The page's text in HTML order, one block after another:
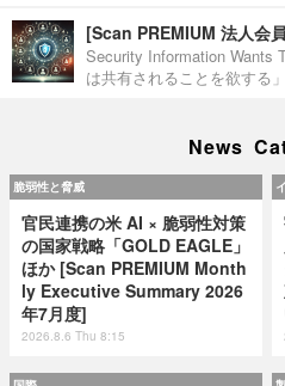
[Scan PREMIUM 法人会
Security Information Wants
は共有されることを欲する」
News
脆弱性と脅威
官民連携の米 AI × 脆弱性対策
の国家戦略「GOLD EAGLE」
ほか [Scan PREMIUM Month
ly Executive Summary 2026
年7月度]
2026.8.6 Thu 8:15